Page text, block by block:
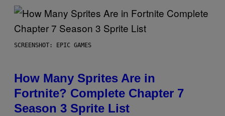
SCREENSHOT: EPIC GAMES
How Many Sprites Are in
Fortnite? Complete Chapter 7
Season 3 Sprite List